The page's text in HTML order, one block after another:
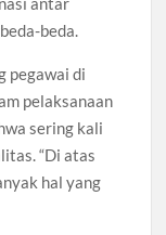
beda.
pegawai di
pelaksanaan
sering kali
“Di atas
hal yang